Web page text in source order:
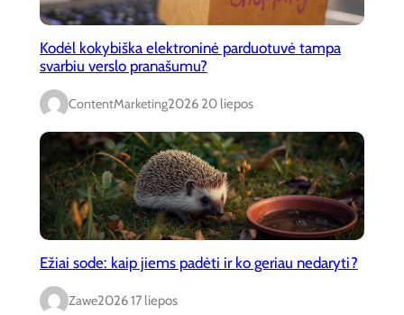
Kodėl kokybiška elektroninė parduotuvė tampa
svarbiu verslo pranašumu?
ContentMarketing2026 20 liepos
Ežiai sode: kaip jiems padėti ir ko geriau nedaryti?
Zawe2026 17 liepos